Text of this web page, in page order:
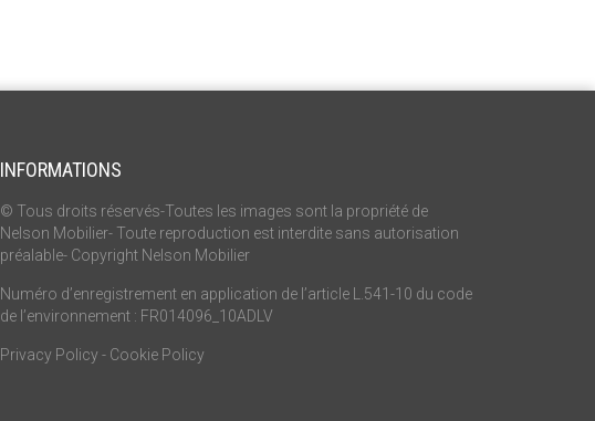
INFORMATIONS
© Tous droits réservés-Toutes les images sont la propriété de
Nelson Mobilier- Toute reproduction est interdite sans autorisation
préalable- Copyright Nelson Mobilier
Numéro d’enregistrement en application de l’article L.541-10 du code
de l’environnement : FR014096_10ADLV
Privacy Policy- Cookie Policy